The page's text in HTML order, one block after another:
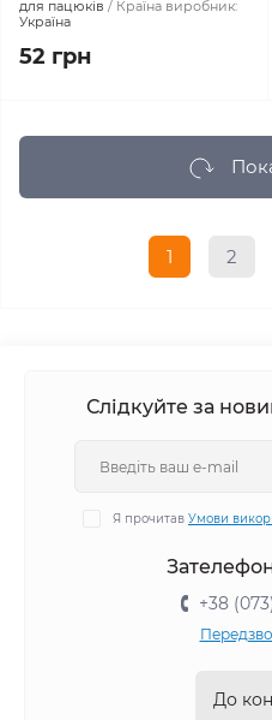
для пацюків
Країна виробник:
Україна
52 грн
1 2
Слідкуйте за
Я прочитав Умови
+38
До